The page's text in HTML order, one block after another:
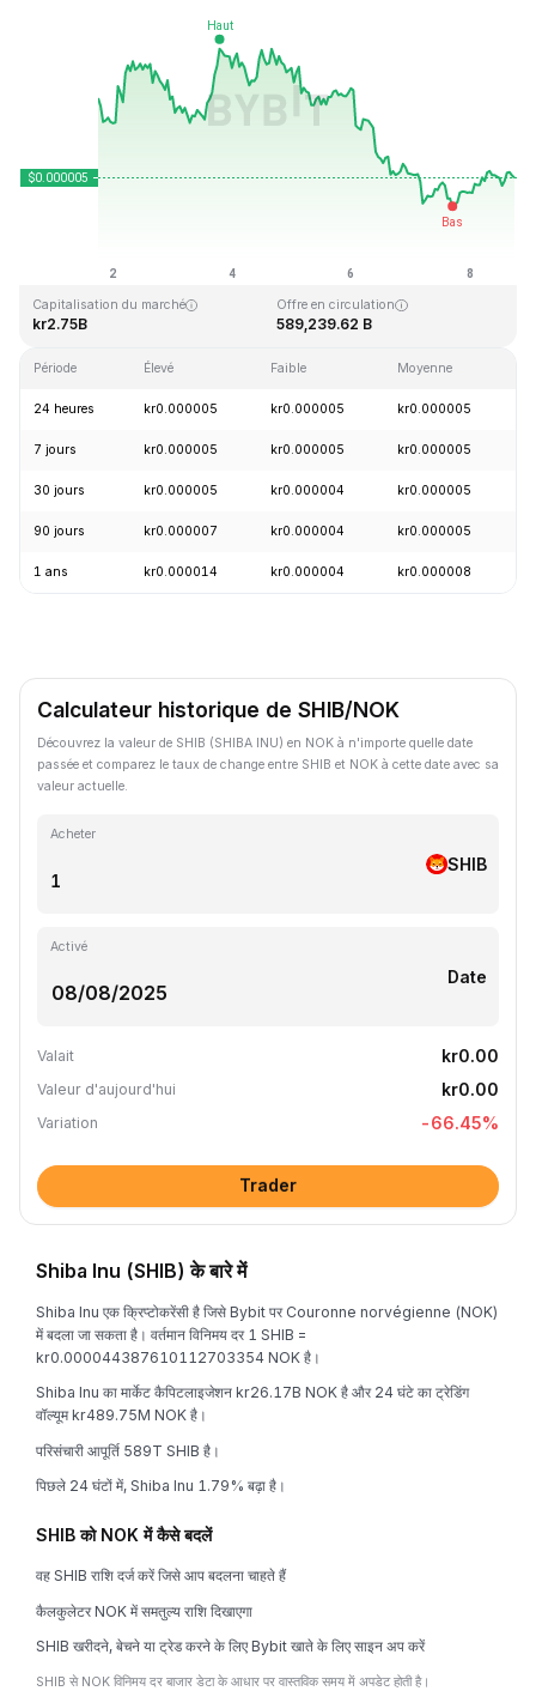
kr0.000086 kr0.000000
Capitalisation du marché
kr2.75B
Offre en circulation
589,239.62 B
Période Élevé Faible Moyenne
24 heures kr0.000005 kr0.000005 kr0.000005
7 jours kr0.000005 kr0.000005 kr0.000005
30 jours kr0.000005 kr0.000004 kr0.000005
90 jours kr0.000007 kr0.000004 kr0.000005
1 ans kr0.000014 kr0.000004 kr0.000008
Calculateur historique de SHIB/NOK
Découvrez la valeur de SHIB (SHIBA INU) en NOK à n'importe quelle date
passée et comparez le taux de change entre SHIB et NOK à cette date avec sa
valeur actuelle.
Acheter
SHIB
Activé
Date
Valait kr0.00
Valeur d'aujourd'hui kr0.00
Variation -66.45%
Trader
Shiba Inu (SHIB) के बारे में
Shiba Inu एक क्रिप्टोकरेंसी है जिसे Bybit पर Couronne norvégienne (NOK)
में बदला जा सकता है। वर्तमान विनिमय दर 1 SHIB =
kr0.000044387610112703354 NOK है।
Shiba Inu का मार्केट कैपिटलाइजेशन kr26.17B NOK है और 24 घंटे का ट्रेडिंग
वॉल्यूम kr489.75M NOK है।
परिसंचारी आपूर्ति 589T SHIB है।
पिछले 24 घंटों में, Shiba Inu 1.79% बढ़ा है।
SHIB को NOK में कैसे बदलें
वह SHIB राशि दर्ज करें जिसे आप बदलना चाहते हैं
कैलकुलेटर NOK में समतुल्य राशि दिखाएगा
SHIB खरीदने, बेचने या ट्रेड करने के लिए Bybit खाते के लिए साइन अप करें
SHIB से NOK विनिमय दर बाजार डेटा के आधार पर वास्तविक समय में अपडेट होती है।